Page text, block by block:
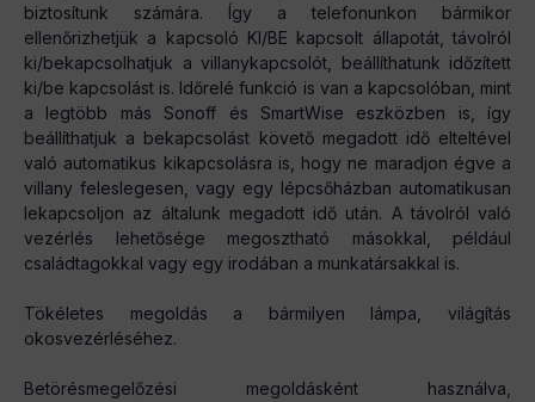
biztosítunk számára. Így a telefonunkon bármikor
ellenőrizhetjük a kapcsoló KI/BE kapcsolt állapotát, távolról
ki/bekapcsolhatjuk a villanykapcsolót, beállíthatunk időzített
ki/be kapcsolást is. Időrelé funkció is van a kapcsolóban, mint
a legtöbb más Sonoff és SmartWise eszközben is, így
beállíthatjuk a bekapcsolást követő megadott idő elteltével
való automatikus kikapcsolásra is, hogy ne maradjon égve a
villany feleslegesen, vagy egy lépcsőházban automatikusan
lekapcsoljon az általunk megadott idő után. A távolról való
vezérlés lehetősége megosztható másokkal, például
családtagokkal vagy egy irodában a munkatársakkal is.
Tökéletes megoldás a bármilyen lámpa, világítás
okosvezérléséhez.
Betörésmegelőzési megoldásként használva,